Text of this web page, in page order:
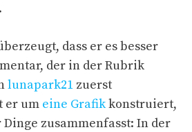
dass er es besser
der in der Rubrik
lunapark21 zuerst
er um eine Grafikkonstruiert,
Dinge zusammenfasst: In der